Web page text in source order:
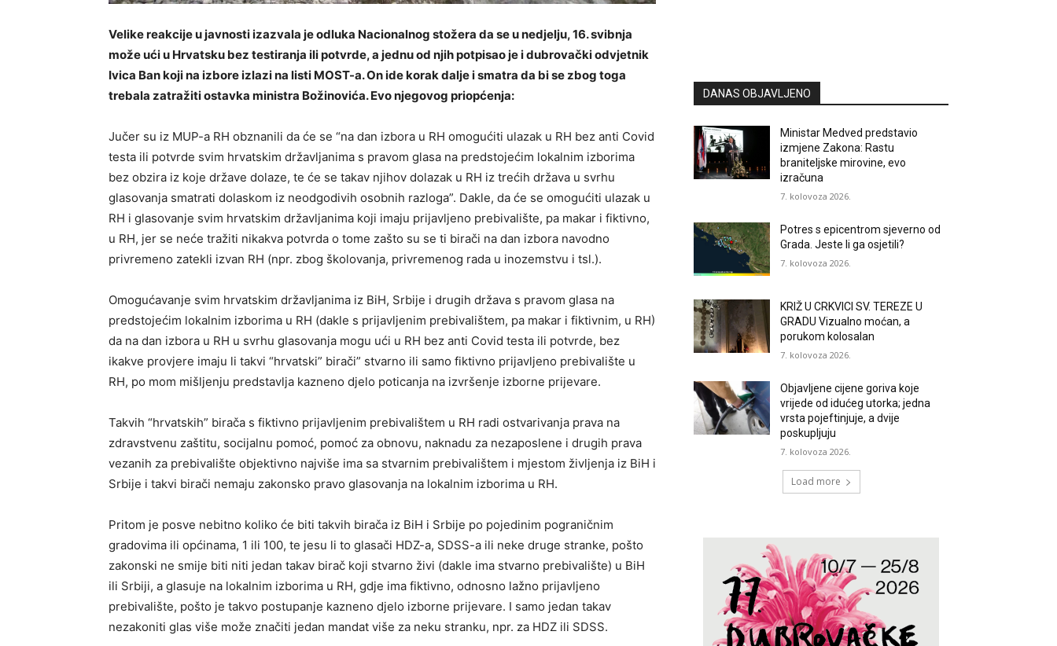
Velike reakcije u javnosti izazvala je odluka Nacionalnog stožera da se u nedjelju, 16. svibnja
može ući u Hrvatsku bez testiranja ili potvrde, a jednu od njih potpisao je i dubrovački odvjetnik
Ivica Ban koji na izbore izlazi na listi MOST-a. On ide korak dalje i smatra da bi se zbog toga
trebala zatražiti ostavka ministra Božinovića. Evo njegovog priopćenja:
Jučer su iz MUP-a RH obznanili da će se “na dan izbora u RH omogućiti ulazak u RH bez anti Covid
testa ili potvrde svim hrvatskim državljanima s pravom glasa na predstojećim lokalnim izborima
bez obzira iz koje države dolaze, te će se takav njihov dolazak u RH iz trećih država u svrhu
glasovanja smatrati dolaskom iz neodgodivih osobnih razloga”. Dakle, da će se omogućiti ulazak u
RH i glasovanje svim hrvatskim državljanima koji imaju prijavljeno prebivalište, pa makar i fiktivno,
u RH, jer se neće tražiti nikakva potvrda o tome zašto su se ti birači na dan izbora navodno
privremeno zatekli izvan RH (npr. zbog školovanja, privremenog rada u inozemstvu i tsl.).
Omogućavanje svim hrvatskim državljanima iz BiH, Srbije i drugih država s pravom glasa na
predstojećim lokalnim izborima u RH (dakle s prijavljenim prebivalištem, pa makar i fiktivnim, u RH)
da na dan izbora u RH u svrhu glasovanja mogu ući u RH bez anti Covid testa ili potvrde, bez
ikakve provjere imaju li takvi “hrvatski” birači” stvarno ili samo fiktivno prijavljeno prebivalište u
RH, po mom mišljenju predstavlja kazneno djelo poticanja na izvršenje izborne prijevare.
Takvih “hrvatskih” birača s fiktivno prijavljenim prebivalištem u RH radi ostvarivanja prava na
zdravstvenu zaštitu, socijalnu pomoć, pomoć za obnovu, naknadu za nezaposlene i drugih prava
vezanih za prebivalište objektivno najviše ima sa stvarnim prebivalištem i mjestom življenja iz BiH i
Srbije i takvi birači nemaju zakonsko pravo glasovanja na lokalnim izborima u RH.
Pritom je posve nebitno koliko će biti takvih birača iz BiH i Srbije po pojedinim pograničnim
gradovima ili općinama, 1 ili 100, te jesu li to glasači HDZ-a, SDSS-a ili neke druge stranke, pošto
zakonski ne smije biti niti jedan takav birač koji stvarno živi (dakle ima stvarno prebivalište) u BiH
ili Srbiji, a glasuje na lokalnim izborima u RH, gdje ima fiktivno, odnosno lažno prijavljeno
prebivalište, pošto je takvo postupanje kazneno djelo izborne prijevare. I samo jedan takav
nezakoniti glas više može značiti jedan mandat više za neku stranku, npr. za HDZ ili SDSS.
DANAS OBJAVLJENO
Ministar Medved predstavio
izmjene Zakona: Rastu
braniteljske mirovine, evo
izračuna
7. kolovoza 2026.
Potres s epicentrom sjeverno od
Grada. Jeste li ga osjetili?
7. kolovoza 2026.
KRIŽ U CRKVICI SV. TEREZE U
GRADU Vizualno moćan, a
porukom kolosalan
7. kolovoza 2026.
Objavljene cijene goriva koje
vrijede od idućeg utorka; jedna
vrsta pojeftinjuje, a dvije
poskupljuju
7. kolovoza 2026.
Load more